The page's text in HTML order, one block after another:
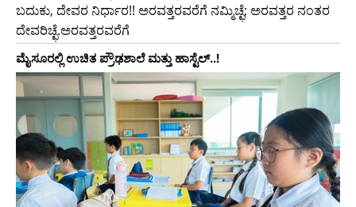
ಬದುಕು, ದೇವರ ನಿರ್ಧಾರ!! ಅರವತ್ತರವರೆಗೆ ನಮ್ಮಿಚ್ಛೆ; ಅರವತ್ತರ ನಂತರ
ದೇವರಿಚ್ಛೆ.ಅರವತ್ತರವರೆಗೆ
ಮೈಸೂರಲ್ಲಿ ಉಚಿತ ಪ್ರೌಢಶಾಲೆ ಮತ್ತು ಹಾಸ್ಟೆಲ್..!